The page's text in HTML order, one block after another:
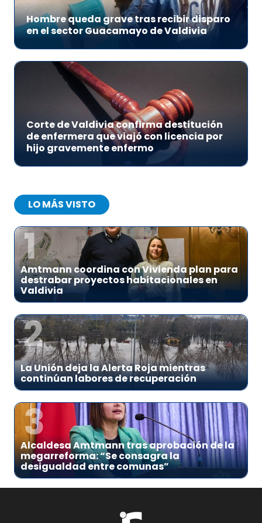
Hombre queda grave tras recibir disparo
en el sector Guacamayo de Valdivia
Corte de Valdivia confirma destitución
de enfermera que viajó con licencia por
hijo gravemente enfermo
LO MÁS VISTO
1
Amtmann coordina con Vivienda plan para
destrabar proyectos habitacionales en
Valdivia
2
La Unión deja la Alerta Roja mientras
continúan labores de recuperación
3
Alcaldesa Amtmann tras aprobación de la
megarreforma: “Se consagra la
desigualdad entre comunas”